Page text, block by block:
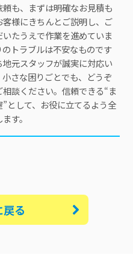
頼も、まずは明確なお見積も
客様にきちんとご説明し、ご
たうえで作業を進めていま
のトラブルは不安なものです
地元スタッフが誠実に対応い
小さな困りごとでも、どうぞ
相談ください。信頼できる“ま
”として、お役に立てるよう全
す。
戻る